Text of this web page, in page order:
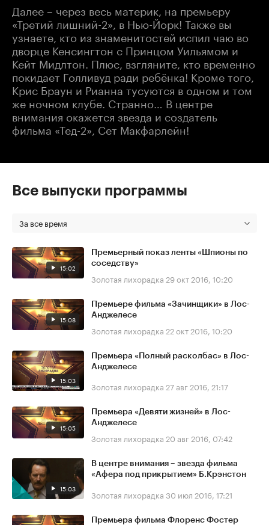
Далее – через весь материк, на премьеру
«Третий лишний-2», в Нью-Йорк! Также вы
узнаете, кто из знаменитостей испил чаю во
дворце Кенсингтон с Принцом Уильямом и
Кейт Мидлтон. Плюс, взгляните, кто временно
покидает Голливуд ради ребёнка! Кроме того,
Крис Браун и Рианна тусуются в одном и том
же ночном клубе. Странно… В центре
внимания окажется звезда и создатель
фильма «Тед-2», Сет Макфарлейн!
Все выпуски программы
За все время
15:02
Премьерный показ ленты «Шпионы по
соседству»
Золотая лихорадка 29 окт 2016, 10:20
15:08
Премьере фильма «Зачинщики» в Лос-
Анджелесе
Золотая лихорадка 22 окт 2016, 10:20
15:03
Премьера «Полный расколбас» в Лос-
Анджелесе
Золотая лихорадка 27 авг 2016, 21:17
15:05
Премьера «Девяти жизней» в Лос-
Анджелесе
Золотая лихорадка 20 авг 2016, 07:42
15:03
В центре внимания – звезда фильма
«Афера под прикрытием» Б.Крэнстон
Золотая лихорадка 30 июл 2016, 17:21
Премьера фильма Флоренс Фостер